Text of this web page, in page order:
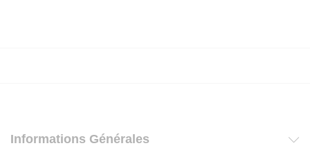
Informations Générales